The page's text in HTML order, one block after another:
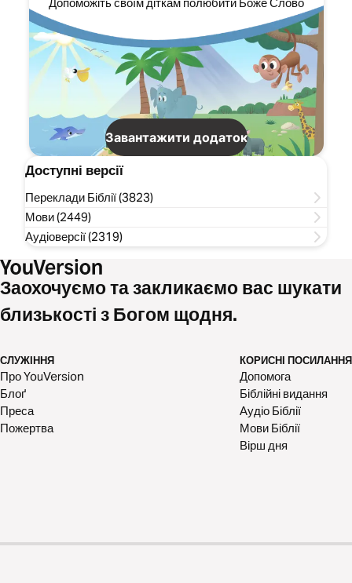
Завантажити додаток
Доступні версії
Переклади Біблії (3823)
Мови (2449)
Аудіоверсії (2319)
Заохочуємо та закликаємо вас шукати
близькості з Богом щодня.
СЛУЖІННЯ
Про YouVersion
Блоґ
Преса
Пожертва
КОРИСНІ ПОСИЛАННЯ
Допомога
Біблійні видання
Аудіо Біблії
Мови Біблії
Вірш дня